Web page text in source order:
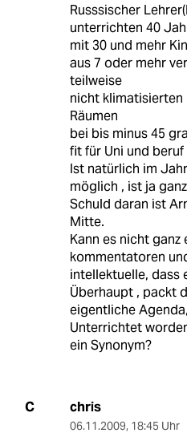
Russsischer
unterrichten 40
mit 30 und mehr
aus 7 oder mehr
teilweise
nicht
Räumen
bei bis minus 45
fit für Uni und beruf
Ist natürlich im
möglich , ist ja
Schuld daran ist
Mitte.
Kann es nicht
kommentatoren
intellektuelle, dass
Überhaupt , packt
eigentliche
Unterrichtet
ein Synonym?
C chris
06.11.2009, 18:45 Uhr